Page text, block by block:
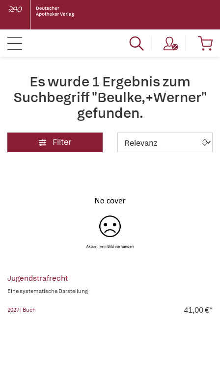
Es wurde 1 Ergebnis zum
Suchbegriff "Beulke,+Werner"
gefunden.
Filter
Jugendstrafrecht
Eine systematische Darstellung
2027 | Buch 41,00 €*